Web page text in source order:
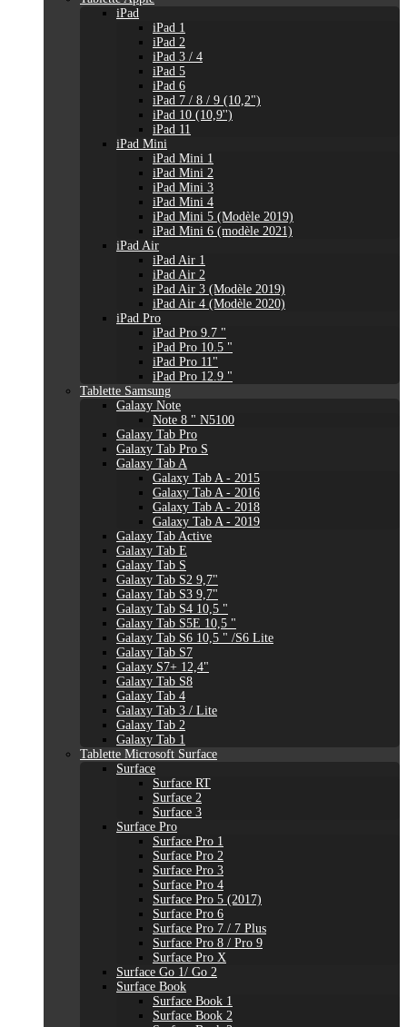
iPad
iPad 1
iPad 2
iPad 3 / 4
iPad 5
iPad 6
iPad 7 / 8 / 9 (10,2")
iPad 10 (10,9'')
iPad 11
iPad Mini
iPad Mini 1
iPad Mini 2
iPad Mini 3
iPad Mini 4
iPad Mini 5 (Modèle 2019)
iPad Mini 6 (modèle 2021)
iPad Air
iPad Air 1
iPad Air 2
iPad Air 3 (Modèle 2019)
iPad Air 4 (Modèle 2020)
iPad Pro
iPad Pro 9.7 "
iPad Pro 10.5 "
iPad Pro 11"
iPad Pro 12.9 "
Tablette Samsung
Galaxy Note
Note 8 " N5100
Galaxy Tab Pro
Galaxy Tab Pro S
Galaxy Tab A
Galaxy Tab A - 2015
Galaxy Tab A - 2016
Galaxy Tab A - 2018
Galaxy Tab A - 2019
Galaxy Tab Active
Galaxy Tab E
Galaxy Tab S
Galaxy Tab S2 9,7"
Galaxy Tab S3 9,7"
Galaxy Tab S4 10,5 "
Galaxy Tab S5E 10,5 "
Galaxy Tab S6 10,5 " /S6 Lite
Galaxy Tab S7
Galaxy S7+ 12,4"
Galaxy Tab S8
Galaxy Tab 4
Galaxy Tab 3 / Lite
Galaxy Tab 2
Galaxy Tab 1
Tablette Microsoft Surface
Surface
Surface RT
Surface 2
Surface 3
Surface Pro
Surface Pro 1
Surface Pro 2
Surface Pro 3
Surface Pro 4
Surface Pro 5 (2017)
Surface Pro 6
Surface Pro 7 / 7 Plus
Surface Pro 8 / Pro 9
Surface Pro X
Surface Go 1/ Go 2
Surface Book
Surface Book 1
Surface Book 2